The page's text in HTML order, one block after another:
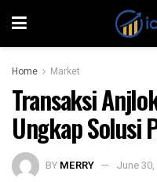
Home Market
Transaksi
Ungkap Solusi
BY MERRY June